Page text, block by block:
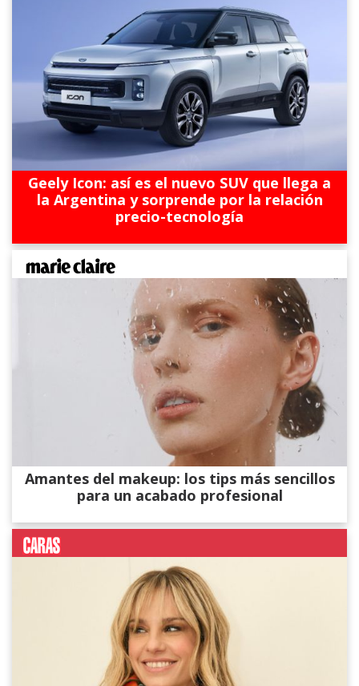
Geely Icon: así es el nuevo SUV que llega a
la Argentina y sorprende por la relación
precio-tecnología
Amantes del makeup: los tips más sencillos
para un acabado profesional